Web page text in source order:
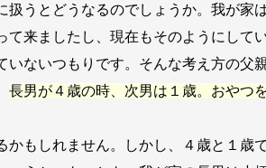
扱うとどうなるのでしょうか。我が家
て来ましたし、現在もそのようにして
ないつもりです。そんな考え方の父親
長男が４歳の時、次男は１歳。おやつ
もしれません。しかし、４歳と１歳